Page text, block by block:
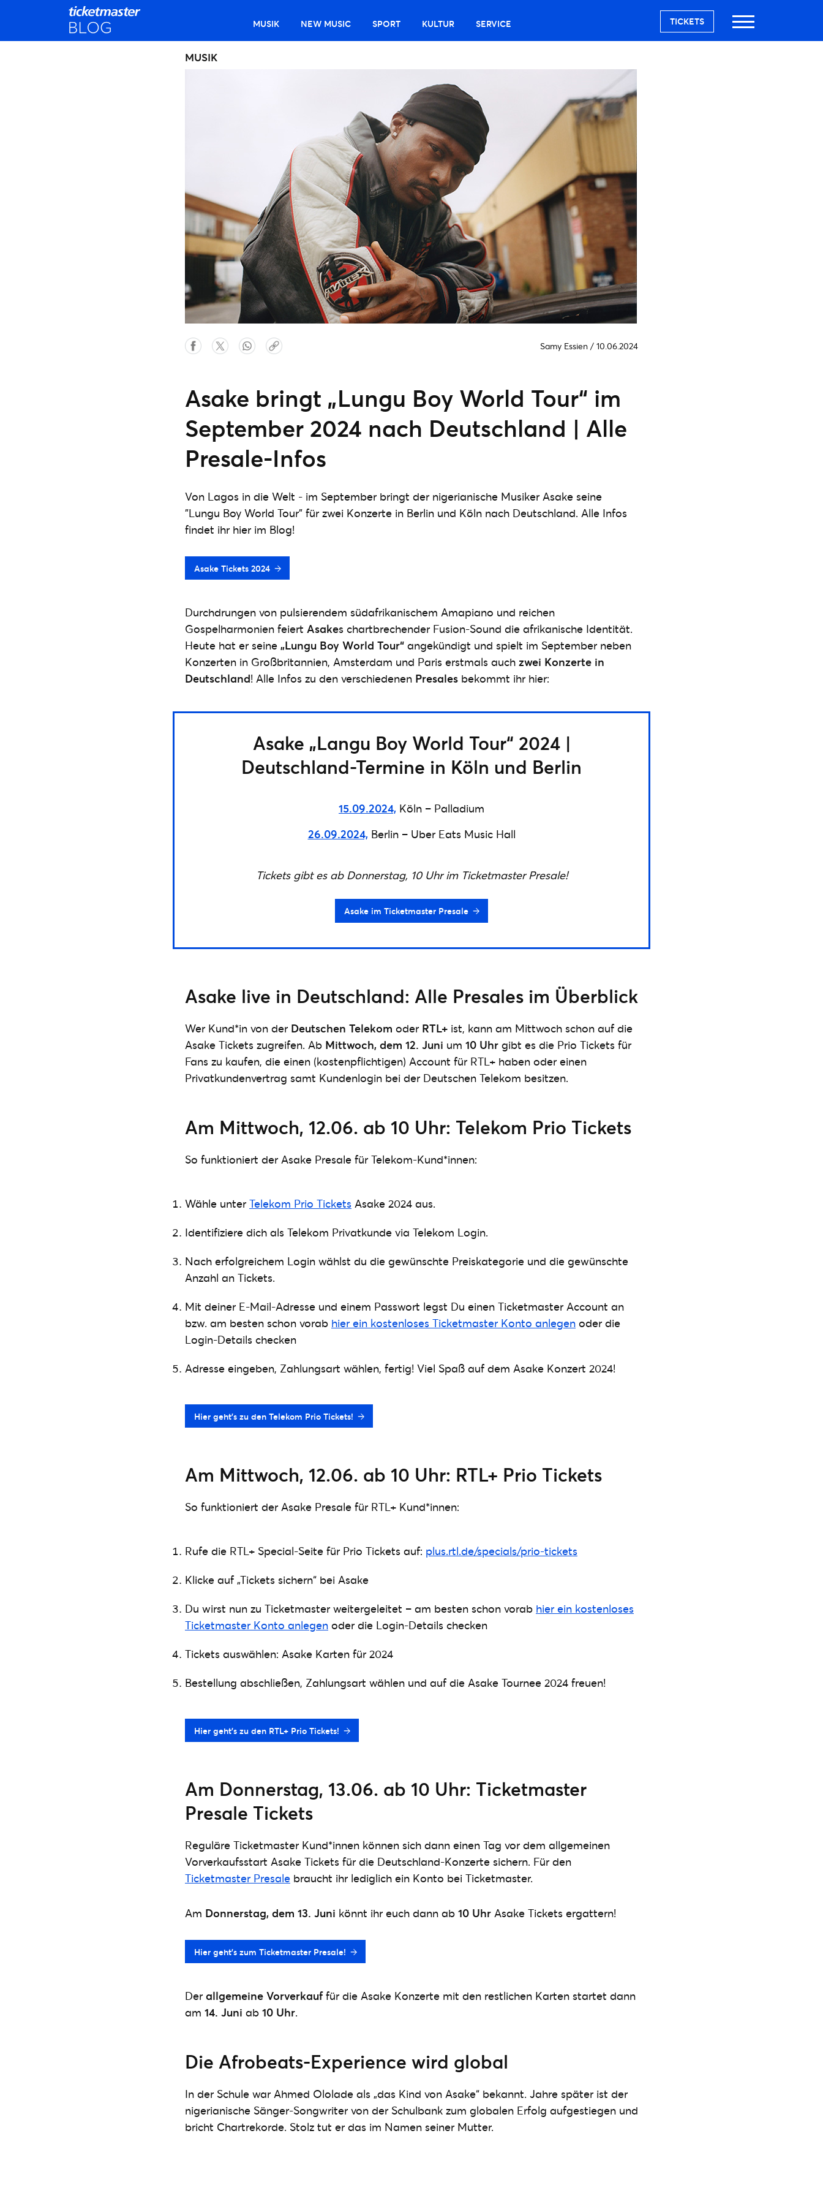
MUSIK NEW MUSIC SPORT KULTUR SERVICE TICKETS
MUSIK
Samy Essien / 10.06.2024
Asake bringt „Lungu Boy World Tour“ im
September 2024 nach Deutschland | Alle
Presale-Infos
Von Lagos in die Welt - im September bringt der nigerianische Musiker Asake seine
"Lungu Boy World Tour" für zwei Konzerte in Berlin und Köln nach Deutschland. Alle Infos
findet ihr hier im Blog!
Asake Tickets 2024
Durchdrungen von pulsierendem südafrikanischem Amapiano und reichen
Gospelharmonien feiert Asakes chartbrechender Fusion-Sound die afrikanische Identität.
Heute hat er seine „Lungu Boy World Tour“ angekündigt und spielt im September neben
Konzerten in Großbritannien, Amsterdam und Paris erstmals auch zwei Konzerte in
Deutschland! Alle Infos zu den verschiedenen Presales bekommt ihr hier:
Asake „Langu Boy World Tour“ 2024 |
Deutschland-Termine in Köln und Berlin
15.09.2024, Köln – Palladium
26.09.2024, Berlin – Uber Eats Music Hall
Tickets gibt es ab Donnerstag, 10 Uhr im Ticketmaster Presale!
Asake im Ticketmaster Presale
Asake live in Deutschland: Alle Presales im Überblick
Wer Kund*in von der Deutschen Telekom oder RTL+ ist, kann am Mittwoch schon auf die
Asake Tickets zugreifen. Ab Mittwoch, dem 12. Juni um 10 Uhr gibt es die Prio Tickets für
Fans zu kaufen, die einen (kostenpflichtigen) Account für RTL+ haben oder einen
Privatkundenvertrag samt Kundenlogin bei der Deutschen Telekom besitzen.
Am Mittwoch, 12.06. ab 10 Uhr: Telekom Prio Tickets
So funktioniert der Asake Presale für Telekom-Kund*innen:
Wähle unter Telekom Prio Tickets Asake 2024 aus.
Identifiziere dich als Telekom Privatkunde via Telekom Login.
Nach erfolgreichem Login wählst du die gewünschte Preiskategorie und die gewünschte
Anzahl an Tickets.
Mit deiner E-Mail-Adresse und einem Passwort legst Du einen Ticketmaster Account an
bzw. am besten schon vorab hier ein kostenloses Ticketmaster Konto anlegen oder die
Login-Details checken
Adresse eingeben, Zahlungsart wählen, fertig! Viel Spaß auf dem Asake Konzert 2024!
Hier geht’s zu den Telekom Prio Tickets!
Am Mittwoch, 12.06. ab 10 Uhr: RTL+ Prio Tickets
So funktioniert der Asake Presale für RTL+ Kund*innen:
Rufe die RTL+ Special-Seite für Prio Tickets auf: plus.rtl.de/specials/prio-tickets
Klicke auf „Tickets sichern“ bei Asake
Du wirst nun zu Ticketmaster weitergeleitet – am besten schon vorab hier ein kostenloses
Ticketmaster Konto anlegen oder die Login-Details checken
Tickets auswählen: Asake Karten für 2024
Bestellung abschließen, Zahlungsart wählen und auf die Asake Tournee 2024 freuen!
Hier geht’s zu den RTL+ Prio Tickets!
Am Donnerstag, 13.06. ab 10 Uhr: Ticketmaster
Presale Tickets
Reguläre Ticketmaster Kund*innen können sich dann einen Tag vor dem allgemeinen
Vorverkaufsstart Asake Tickets für die Deutschland-Konzerte sichern. Für den
Ticketmaster Presale braucht ihr lediglich ein Konto bei Ticketmaster.
Am Donnerstag, dem 13. Juni könnt ihr euch dann ab 10 Uhr Asake Tickets ergattern!
Hier geht’s zum Ticketmaster Presale!
Der allgemeine Vorverkauffür die Asake Konzerte mit den restlichen Karten startet dann
am 14. Juni ab 10 Uhr.
Die Afrobeats-Experience wird global
In der Schule war Ahmed Ololade als „das Kind von Asake“ bekannt. Jahre später ist der
nigerianische Sänger-Songwriter von der Schulbank zum globalen Erfolg aufgestiegen und
bricht Chartrekorde. Stolz tut er das im Namen seiner Mutter.